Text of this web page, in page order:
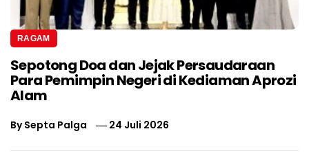
RAGAM
Sepotong Doa dan Jejak Persaudaraan
Para Pemimpin Negeri di Kediaman Aprozi
Alam
BySepta Palga 24 Juli 2026